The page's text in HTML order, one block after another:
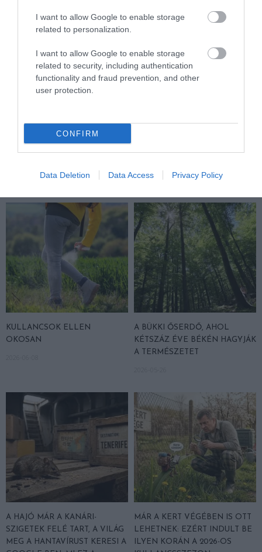
I want to allow Google to enable storage
related to personalization.
I want to allow Google to enable storage
related to security, including authentication
functionality and fraud prevention, and other
user protection.
CONFIRM
Data Deletion Data Access Privacy Policy
KIRÁNDULÁS A RAVAZDI
SÖRFŐZDÉBE, A BENCÉS
A JÉG ALATT NEM ÜRESSÉG
2026-06-24
KULLANCSOK ELLEN
OKOSAN
A BÜKKI ŐSERDŐ, AHOL
KÉTSZÁZ ÉVE BÉKÉN HAGYJÁK
A TERMÉSZETET
A HAJÓ MÁR A KANÁRI-
SZIGETEK FELÉ TART, A VILÁG
MEG A HANTAVÍRUST KERESI A
MÁR A KERT VÉGÉBEN IS OTT
LEHETNEK: EZÉRT INDULT BE
ILYEN KORÁN A 2026-OS